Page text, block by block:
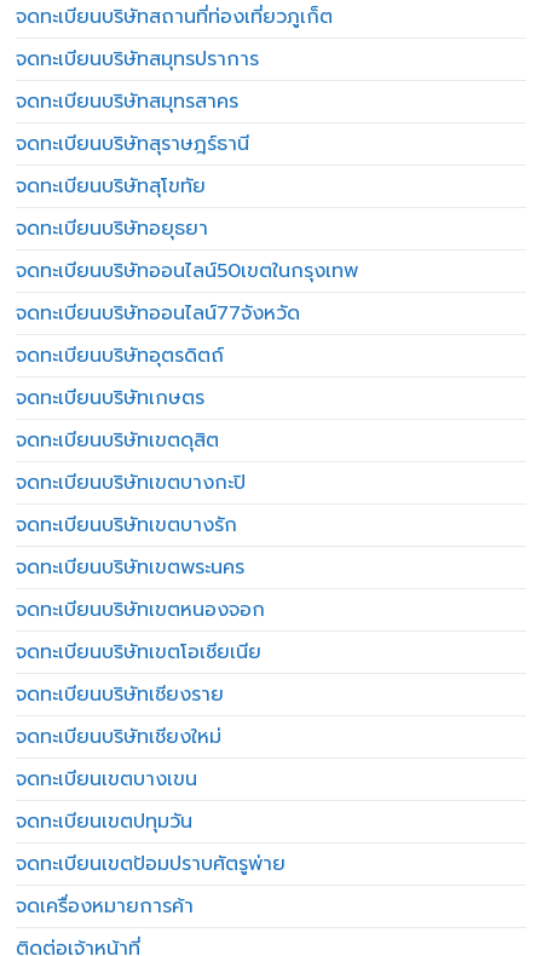
จดทะเบียนบริษัทสถานที่ท่องเที่ยวภูเก็ต
จดทะเบียนบริษัทสมุทรปราการ
จดทะเบียนบริษัทสมุทรสาคร
จดทะเบียนบริษัทสุราษฎร์ธานี
จดทะเบียนบริษัทสุโขทัย
จดทะเบียนบริษัทอยุธยา
จดทะเบียนบริษัทออนไลน์50เขตในกรุงเทพ
จดทะเบียนบริษัทออนไลน์77จังหวัด
จดทะเบียนบริษัทอุตรดิตถ์
จดทะเบียนบริษัทเกษตร
จดทะเบียนบริษัทเขตดุสิต
จดทะเบียนบริษัทเขตบางกะปิ
จดทะเบียนบริษัทเขตบางรัก
จดทะเบียนบริษัทเขตพระนคร
จดทะเบียนบริษัทเขตหนองจอก
จดทะเบียนบริษัทเขตโอเชียเนีย
จดทะเบียนบริษัทเชียงราย
จดทะเบียนบริษัทเชียงใหม่
จดทะเบียนเขตบางเขน
จดทะเบียนเขตปทุมวัน
จดทะเบียนเขตป้อมปราบศัตรูพ่าย
จดเครื่องหมายการค้า
ติดต่อเจ้าหน้าที่